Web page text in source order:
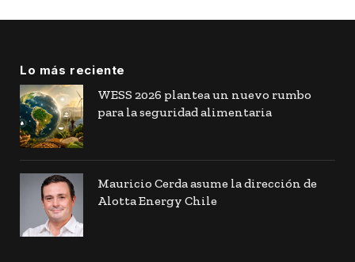
Lo más reciente
WESS 2026 plantea un nuevo rumbo
para la seguridad alimentaria
Mauricio Cerda asume la dirección de
Alotta Energy Chile